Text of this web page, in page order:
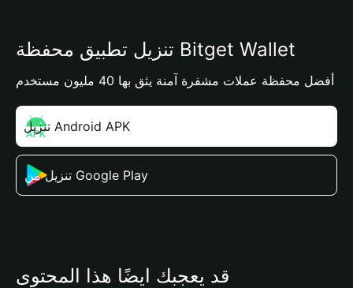
تنزيل تطبيق محفظة Bitget Wallet
أفضل محفظة عملات مشفرة آمنة يثق بها 40 مليون مستخدم
تنزيل Android APK
تنزيل من Google Play
قد يعجبك أيضًا هذا المحتوى